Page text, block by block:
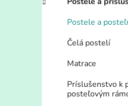
Postele a
Čelá postelí
Matrace
Príslušenstvo k
posteľovým